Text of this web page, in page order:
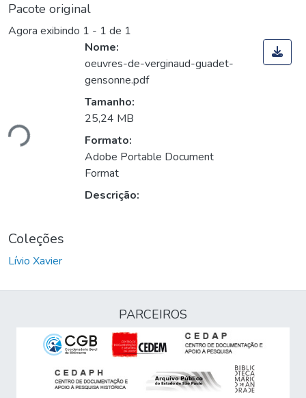
Pacote original
Agora exibindo 1 - 1 de 1
Nome:
oeuvres-de-verginaud-guadet-
gensonne.pdf
Tamanho:
25,24 MB
Formato:
Adobe Portable Document
Format
Descrição:
Coleções
Lívio Xavier
PARCEIROS